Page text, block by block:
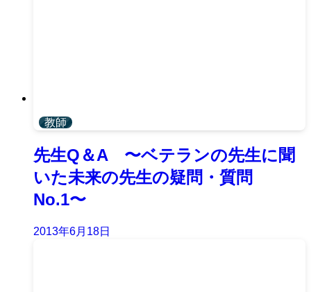
教師
先生Q＆A 〜ベテランの先生に聞
いた未来の先生の疑問・質問
No.1〜
2013年6月18日